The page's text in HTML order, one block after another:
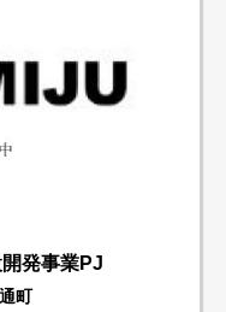
発事業PJ
町